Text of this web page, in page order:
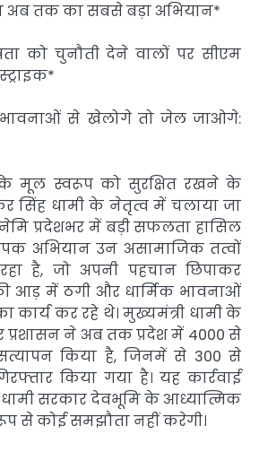
अब तक का सबसे बड़ा अभियान*
को चुनौती देने वालों पर सीएम
भावनाओं से खेलोगे तो जेल जाओगे:
के मूल स्वरूप को सुरक्षित रखने के
सिंह धामी के नेतृत्व में चलाया जा
प्रदेशभर में बड़ी सफलता हासिल
अभियान उन असामाजिक तत्वों
है, जो अपनी पहचान छिपाकर
आड़ में ठगी और धार्मिक भावनाओं
कार्य कर रहे थे। मुख्यमंत्री धामी के
ने अब तक प्रदेश में 4000 से
किया है, जिनमें से 300 से
किया गया है। यह कार्रवाई
धामी सरकार देवभूमि के आध्यात्मिक
से कोई समझौता नहीं करेगी।